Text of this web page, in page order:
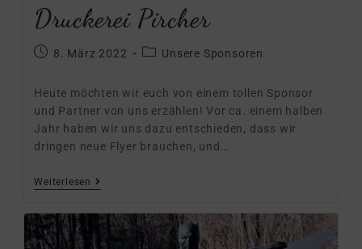
Druckerei Pircher
8. März 2022 Unsere Sponsoren
Heute möchten wir euch von einem tollen Sponsor
und Partner von uns erzählen! Vor ca. einem halben
Jahr haben wir uns dazu entschieden, dass wir
dringen neue Flyer brauchen, und…
Weiterlesen